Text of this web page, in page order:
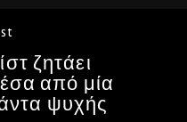
ζητάει
από μία
ψυχής